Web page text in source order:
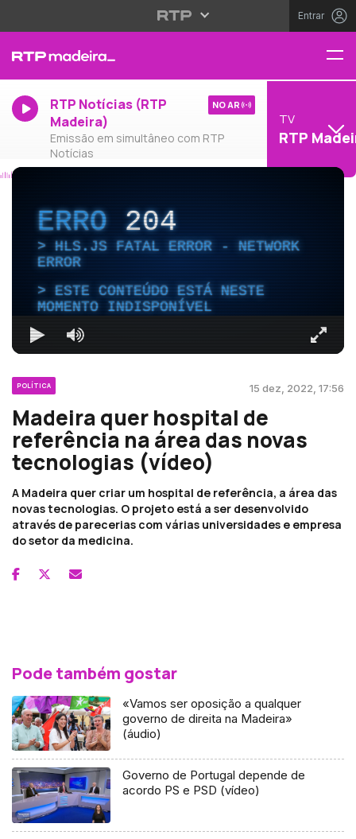
Entrar
RTP Notícias (RTP
Madeira)
Emissão em simultâneo com RTP
Notícias
NO AR
TV
RTP
ERRO204
HLS.JS FATAL ERROR - NETWORK
ERROR
ESTE CONTEÚDO ESTÁ NESTE
MOMENTO INDISPONÍVEL
POLÍTICA 15 dez, 2022, 17:56
Madeira quer hospital de
referência na área das novas
tecnologias (vídeo)
A Madeira quer criar um hospital de referência, a área das
novas tecnologias. O projeto está a ser desenvolvido
através de parecerias com várias universidades e empresa
do setor da medicina.
Pode também gostar
«Vamos ser oposição a qualquer
governo de direita na Madeira»
(áudio)
Governo de Portugal depende de
acordo PS e PSD (vídeo)